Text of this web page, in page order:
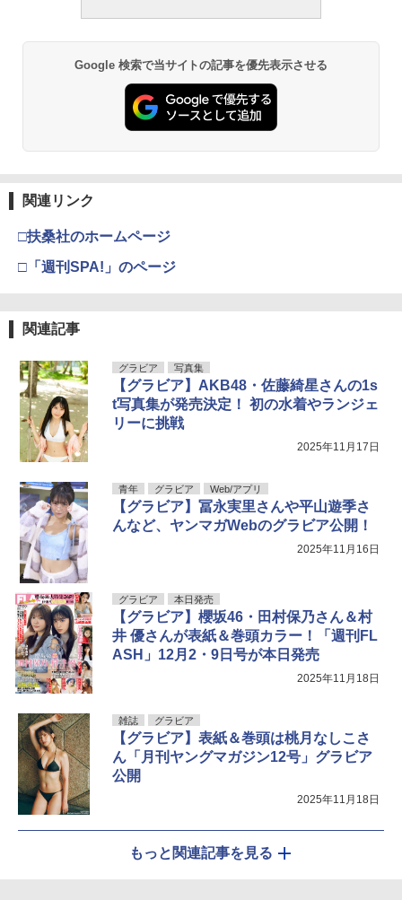
Google 検索で当サイトの記事を優先表示させる
関連リンク
□扶桑社のホームページ
□「週刊SPA!」のページ
関連記事
グラビア 写真集
【グラビア】AKB48・佐藤綺星さんの1s
t写真集が発売決定！ 初の水着やランジェ
リーに挑戦
2025年11月17日
青年 グラビア Web/アプリ
【グラビア】冨永実里さんや平山遊季さ
んなど、ヤンマガWebのグラビア公開！
2025年11月16日
グラビア 本日発売
【グラビア】櫻坂46・田村保乃さん＆村
井 優さんが表紙＆巻頭カラー！「週刊FL
ASH」12月2・9日号が本日発売
2025年11月18日
雑誌 グラビア
【グラビア】表紙＆巻頭は桃月なしこさ
ん「月刊ヤングマガジン12号」グラビア
公開
2025年11月18日
もっと関連記事を見る